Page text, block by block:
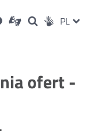
Wersja
kontrastowa
Dla
niesłyszących
OtwórzOtwórz
w
Otwórz
w
PL
ofert -